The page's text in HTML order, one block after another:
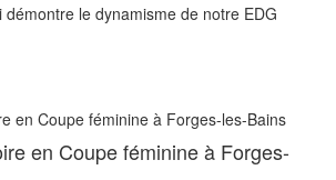
démontre le dynamisme de notre EDG
en Coupe féminine à Forges-